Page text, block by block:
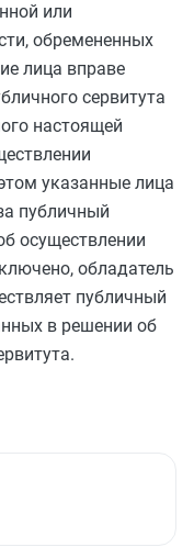
или
обремененных
лица вправе
сервитута
настоящей
указанные лица
публичный
осуществлении
обладатель
публичный
в решении об